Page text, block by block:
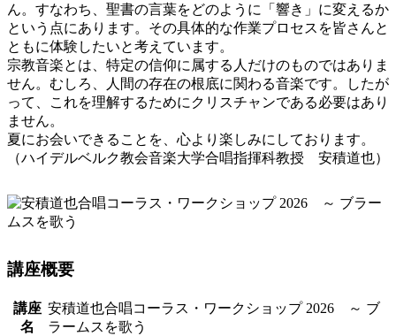
ん。すなわち、聖書の言葉をどのように「響き」に変えるか
という点にあります。その具体的な作業プロセスを皆さんと
ともに体験したいと考えています。
宗教音楽とは、特定の信仰に属する人だけのものではありま
せん。むしろ、人間の存在の根底に関わる音楽です。したが
って、これを理解するためにクリスチャンである必要はあり
ません。
夏にお会いできることを、心より楽しみにしております。
（ハイデルベルク教会音楽大学合唱指揮科教授 安積道也）
講座概要
講座
名
安積道也合唱コーラス・ワークショップ 2026 ～ ブ
ラームスを歌う